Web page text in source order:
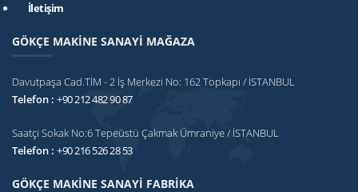
İletişim
GÖKÇE MAKİNE SANAYİ MAĞAZA
Davutpaşa Cad.TİM - 2 İş Merkezi No: 162 Topkapı / İSTANBUL
Telefon : +90 212 482 90 87
Saatçi Sokak No:6 Tepeüstü Çakmak Ümraniye / İSTANBUL
Telefon : +90 216 526 28 53
GÖKÇE MAKİNE SANAYİ FABRİKA